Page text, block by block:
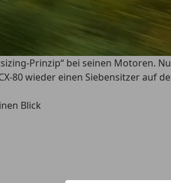
Prinzip“ bei seinen Motoren.
80 wieder einen Siebensitzer auf
Blick